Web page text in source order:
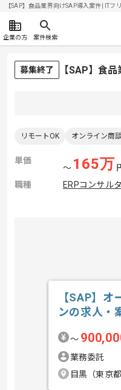
【SAP】食品業界向けSAP導入案件| IT
企業の方 案件検索
募集終了 【SAP】食
リモートOK オンライン商
単価
〜 165万
職種
ERPコンサル
【SAP】オ
ンの求人・
〜
業務委託
目黒（東京都